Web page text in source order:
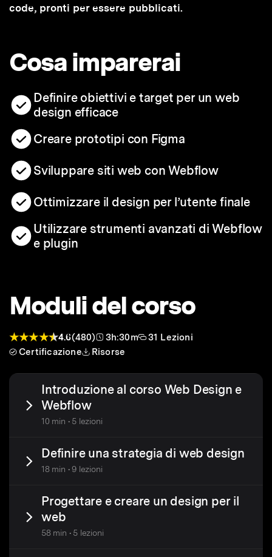
code, pronti per essere pubblicati.
Cosa imparerai
Definire obiettivi e target per un web
design efficace
Creare prototipi con Figma
Sviluppare siti web con Webflow
Ottimizzare il design per l’utente finale
Utilizzare strumenti avanzati di Webflow
e plugin
Moduli del corso
4.6(480) 3h:30m
31 Lezioni
Certificazione
Risorse
Introduzione al corso Web Design e
Webflow
10 min • 5 lezioni
Definire una strategia di web design
18 min • 9 lezioni
Progettare e creare un design per il
web
58 min • 5 lezioni